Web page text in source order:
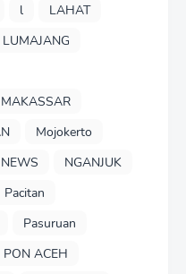
l
LAHAT
LUMAJANG
MAKASSAR
Mojokerto
NEWS
NGANJUK
Pacitan
Pasuruan
PON ACEH